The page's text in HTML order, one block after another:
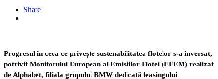
Share
Progresul în ceea ce privește sustenabilitatea flotelor s-a inversat,
potrivit Monitorului European al Emisiilor Flotei (EFEM) realizat
de Alphabet, filiala grupului BMW dedicată leasingului